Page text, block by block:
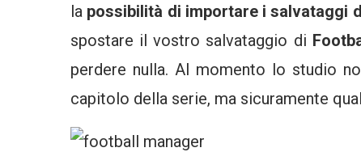
la possibilità di importare i salvataggi
spostare il vostro salvataggio di
perdere nulla. Al momento lo studio
capitolo della serie, ma sicuramente